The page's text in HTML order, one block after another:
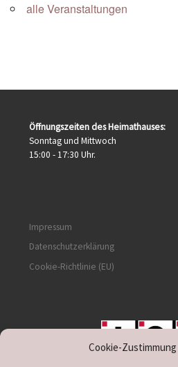
Cookie-
alle Veranstaltungen
Öffnungszeiten des Heimathauses:
Sonntag und Mittwoch
15:00 - 17:30 Uhr.
Impressum
Datenschutzerklärung
Cookie-Richtlinie (EU)